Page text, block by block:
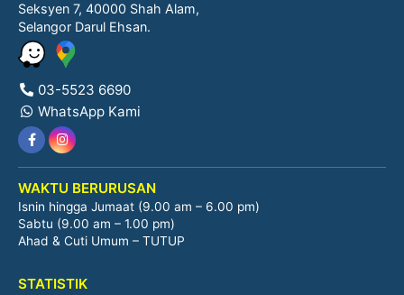
Seksyen 7, 40000 Shah Alam,
Selangor Darul Ehsan.
03-5523 6690
WhatsApp Kami
WAKTU BERURUSAN
Isnin hingga Jumaat (9.00 am – 6.00 pm)
Sabtu (9.00 am – 1.00 pm)
Ahad & Cuti Umum – TUTUP
STATISTIK